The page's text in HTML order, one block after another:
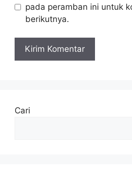
pada peramban ini untuk
berikutnya.
Cari